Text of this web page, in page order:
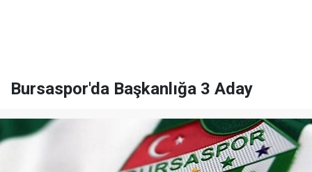
Bursaspor'da Başkanlığa 3 Aday